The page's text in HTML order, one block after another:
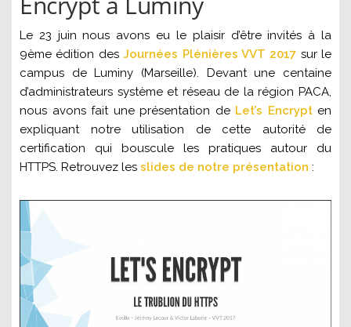
Le 23 juin nous avons eu le plaisir d’être invités à la
9ème édition desJournées Plénières VVT 2017 sur le
campus de Luminy (Marseille). Devant une centaine
d’administrateurs système et réseau de la région PACA,
nous avons fait une présentation de Let’s Encrypten
expliquant notre utilisation de cette autorité de
certification qui bouscule les pratiques autour du
HTTPS. Retrouvez les slides de notre présentation :